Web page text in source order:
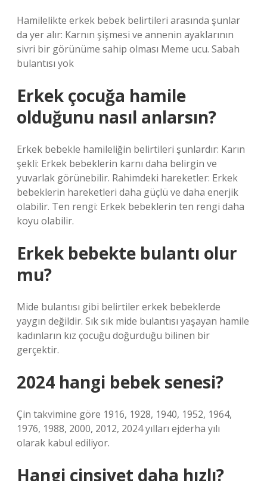
Hamilelikte erkek bebek belirtileri arasında şunlar
da yer alır: Karnın şişmesi ve annenin ayaklarının
sivri bir görünüme sahip olması Meme ucu. Sabah
bulantısı yok
Erkek çocuğa hamile
olduğunu nasıl anlarsın?
Erkek bebekle hamileliğin belirtileri şunlardır: Karın
şekli: Erkek bebeklerin karnı daha belirgin ve
yuvarlak görünebilir. Rahimdeki hareketler: Erkek
bebeklerin hareketleri daha güçlü ve daha enerjik
olabilir. Ten rengi: Erkek bebeklerin ten rengi daha
koyu olabilir.
Erkek bebekte bulantı olur
mu?
Mide bulantısı gibi belirtiler erkek bebeklerde
yaygın değildir. Sık sık mide bulantısı yaşayan hamile
kadınların kız çocuğu doğurduğu bilinen bir
gerçektir.
2024 hangi bebek senesi?
Çin takvimine göre 1916, 1928, 1940, 1952, 1964,
1976, 1988, 2000, 2012, 2024 yılları ejderha yılı
olarak kabul ediliyor.
Hangi cinsiyet daha hızlı?